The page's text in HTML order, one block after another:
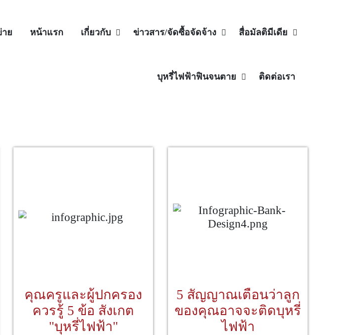
ย หน้าแรก เกี่ยวกับ ข่าวสาร/จัดซื้อจัดจ้าง สื่อมัลติมีเดีย
บุหรี่ไฟฟ้าฟินจนตาย ติดต่อเรา
คุณครูและผู้ปกครอง
ควรรู้ 5 ข้อ สังเกต
"บุหรี่ไฟฟ้า"
5 สัญญาณเตือนว่าลูก
ของคุณอาจจะติดบุหรี่
ไฟฟ้า